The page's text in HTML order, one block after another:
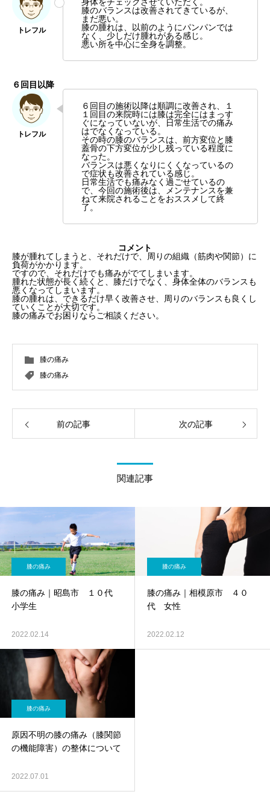
膝のバランスは改善されてきているが、
まだ悪い。
膝の腫れは、以前のようにパンパンでは
なく、少しだけ腫れがある感じ。
悪い所を中心に全身を調整。
６回目以降
６回目の施術以降は順調に改善され、１
１回目の来院時には膝は完全にはまっす
ぐになっていないが、日常生活での痛み
はでなくなっている。
その時の膝のバランスは、前方変位と膝
蓋骨の下方変位が少し残っている程度に
なった。
バランスは悪くなりにくくなっているの
で症状も改善されている感じ。
日常生活でも痛みなく過ごせているの
で、今回の施術後は、メンテナンスを兼
ねて来院されることをおススメして終
了。
コメント
膝が腫れてしまうと、それだけで、周りの組織（筋肉や関節）に
負荷がかかります。
ですので、それだけでも痛みがでてしまいます。
腫れた状態が長く続くと、膝だけでなく、身体全体のバランスも
悪くなってしまいます。
膝の腫れは、できるだけ早く改善させ、周りのバランスも良くし
ていくことが大切です。
膝の痛みでお困りならご相談ください。
膝の痛み
膝の痛み
前の記事 次の記事
関連記事
膝の痛み
膝の痛み｜昭島市 １０代
小学生
2022.02.14
膝の痛み
膝の痛み｜相模原市 ４０
代 女性
2022.02.12
膝の痛み
原因不明の膝の痛み（膝関節
の機能障害）の整体について
2022.07.01